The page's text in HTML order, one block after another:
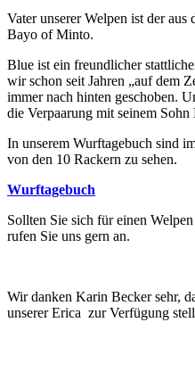
Vater unserer Welpen ist der
Bayo of Minto.
Blue ist ein freundlicher
wir schon seit Jahren „auf dem
immer nach hinten geschoben.
die Verpaarung mit seinem Sohn
In unserem Wurftagebuch sind
von den 10 Rackern zu sehen.
Wurftagebuch
Sollten Sie sich für einen
rufen Sie uns gern an.
Wir danken Karin Becker sehr,
unserer Erica zur Verfügung